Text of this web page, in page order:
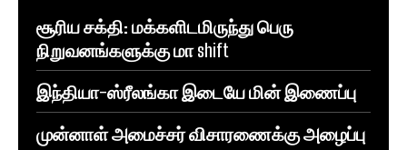
சூரிய சக்தி: மக்களிடமிருந்து பெரு
நிறுவனங்களுக்கு மா shift
இந்தியா-ஸ்ரீலங்கா இடையே மின் இணைப்பு
முன்னாள் அமைச்சர் விசாரணைக்கு அழைப்பு